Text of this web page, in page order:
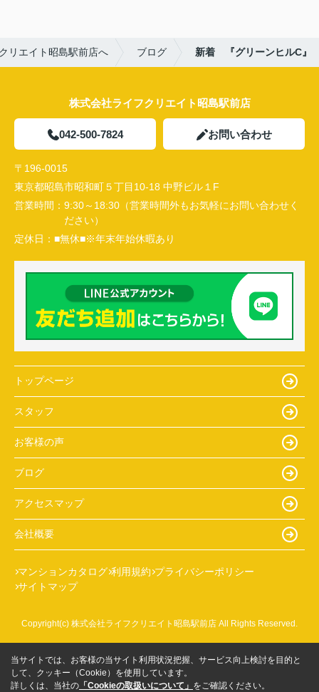
リエイト昭島駅前店へ ブログ 新着 『グリーンヒルC』
株式会社ライフクリエイト昭島駅前店
042-500-7824 お問い合わせ
〒196-0015
東京都昭島市昭和町５丁目10-18 中野ビル１F
営業時間： 9:30～18:30（営業時間外もお気軽にお問い合わせく
ださい）
定休日： ■無休■※年末年始休暇あり
トップページ
スタッフ
お客様の声
ブログ
アクセスマップ
会社概要
マンションカタログ 利用規約 プライバシーポリシー
サイトマップ
Copyright(c) 株式会社ライフクリエイト昭島駅前店 All Rights Reserved.
当サイトでは、お客様の当サイト利用状況把握、サービス向上検討を目的と
して、クッキー（Cookie）を使用しています。
詳しくは、当社の 「Cookieの取扱いについて」 をご確認ください。